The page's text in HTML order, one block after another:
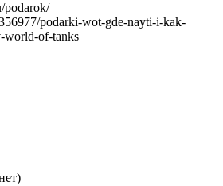
podarok/
podarki-wot-gde-nayti-i-kak-
world-of-tanks